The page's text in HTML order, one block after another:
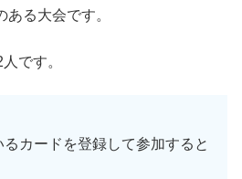
る大会です。
です。
カードを登録して参加すると